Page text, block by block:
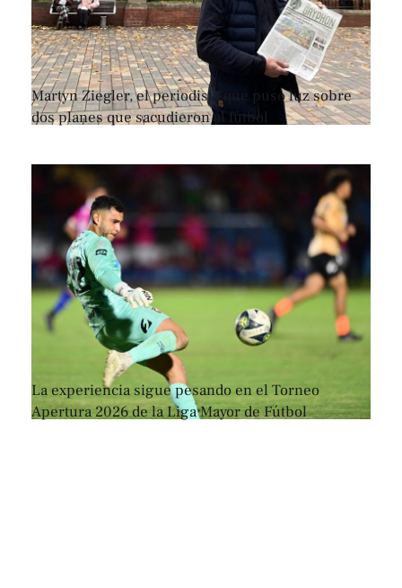
Martyn Ziegler, el periodista que puso luz sobre
dos planes que sacudieron al fútbol
La experiencia sigue pesando en el Torneo
Apertura 2026 de la Liga Mayor de Fútbol